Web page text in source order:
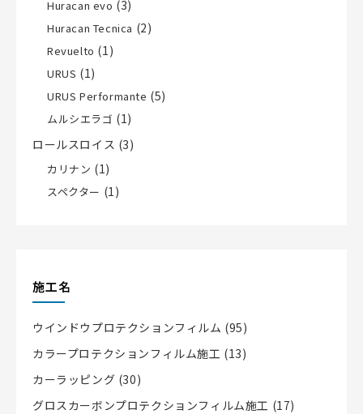
Huracan evo (3)
Huracan Tecnica (2)
Revuelto (1)
URUS (1)
URUS Performante (5)
ムルシエラゴ (1)
ロールスロイス (3)
カリナン (1)
スペクター (1)
施工名
ウインドウプロテクションフィルム (95)
カラープロテクションフィルム施工 (13)
カーラッピング (30)
グロスカーボンプロテクションフィルム施工 (17)